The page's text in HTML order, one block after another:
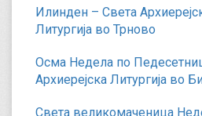
Илинден – Света
Литургија во Трново
Осма Недела по
Архиерејска Литургија во
Света великомаченица